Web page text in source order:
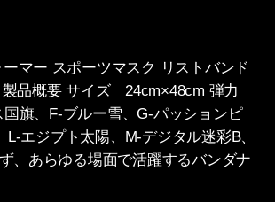
マー スポーツマスク リストバンド
品概要 サイズ 24cm×48cm 弾力
旗、F-ブルー雪、G-パッションピ
エジプト太陽、M-デジタル迷彩B、
、あらゆる場面で活躍するバンダナ